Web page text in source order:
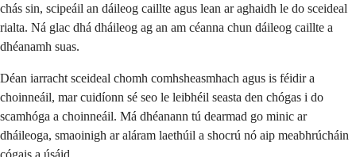
chás sin, scipeáil an dáileog caillte agus lean ar aghaidh le do sceideal
rialta. Ná glac dhá dháileog ag an am céanna chun dáileog caillte a
dhéanamh suas.
Déan iarracht sceideal chomh comhsheasmhach agus is féidir a
choinneáil, mar cuidíonn sé seo le leibhéil seasta den chógas i do
scamhóga a choinneáil. Má dhéanann tú dearmad go minic ar
dháileoga, smaoinigh ar aláram laethúil a shocrú nó aip meabhrúcháin
cógais a úsáid.